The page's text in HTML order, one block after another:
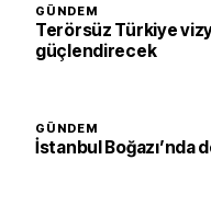
GÜNDEM
Terörsüz Türkiye
güçlendirecek
GÜNDEM
İstanbul Boğazı’nda